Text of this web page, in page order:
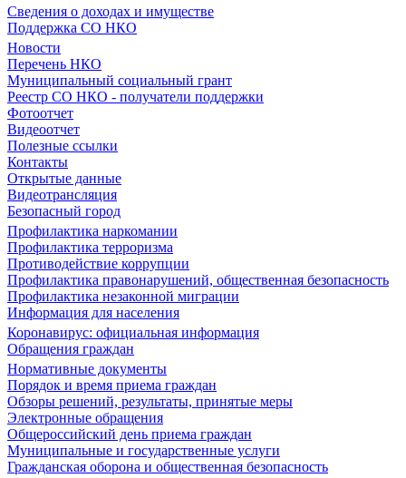
Сведения о доходах и имуществе
Поддержка СО НКО
Новости
Перечень НКО
Муниципальный социальный грант
Реестр СО НКО - получатели поддержки
Фотоотчет
Видеоотчет
Полезные ссылки
Контакты
Открытые данные
Видеотрансляция
Безопасный город
Профилактика наркомании
Профилактика терроризма
Противодействие коррупции
Профилактика правонарушений, общественная безопасность
Профилактика незаконной миграции
Информация для населения
Коронавирус: официальная информация
Обращения граждан
Нормативные документы
Порядок и время приема граждан
Обзоры решений, результаты, принятые меры
Электронные обращения
Общероссийский день приема граждан
Муниципальные и государственные услуги
Гражданская оборона и общественная безопасность